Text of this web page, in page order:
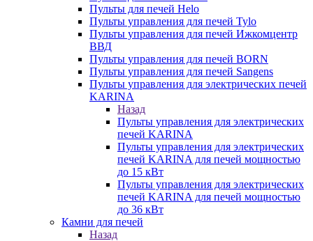
Пульты для печей Helo
Пульты управления для печей Tylo
Пульты управления для печей Ижкомцентр
ВВД
Пульты управления для печей BORN
Пульты управления для печей Sangens
Пульты управления для электрических печей
KARINA
Назад
Пульты управления для электрических
печей KARINA
Пульты управления для электрических
печей KARINA для печей мощностью
до 15 кВт
Пульты управления для электрических
печей KARINA для печей мощностью
до 36 кВт
Камни для печей
Назад